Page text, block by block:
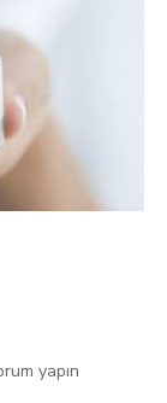
yapın